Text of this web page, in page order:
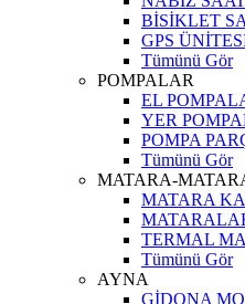
BİSİKLET
GPS
Tümünü Gör
POMPALAR
EL
YER
POMPA
Tümünü Gör
MATARA-
MATARA
TERMAL
Tümünü Gör
AYNA
GİDONA